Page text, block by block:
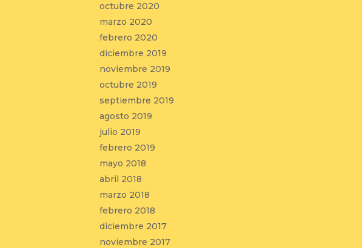
octubre 2020
marzo 2020
febrero 2020
diciembre 2019
noviembre 2019
octubre 2019
septiembre 2019
agosto 2019
julio 2019
febrero 2019
mayo 2018
abril 2018
marzo 2018
febrero 2018
diciembre 2017
noviembre 2017